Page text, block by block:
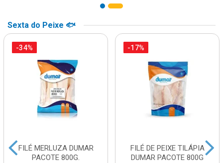
Sexta do Peixe 🐟
-34%
FILÉ MERLUZA DUMAR
PACOTE 800G.
-17%
FILÉ DE PEIXE TILÁPIA
DUMAR PACOTE 800G